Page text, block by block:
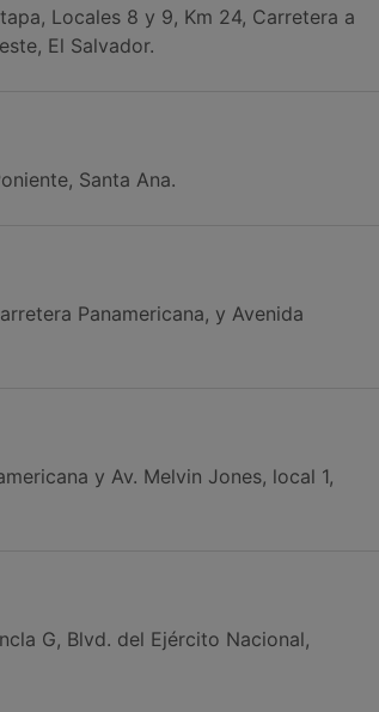
Locales 8 y 9, Km 24, Carretera a
El Salvador.
Santa Ana.
Panamericana, y Avenida
y Av. Melvin Jones, local 1,
G, Blvd. del Ejército Nacional,